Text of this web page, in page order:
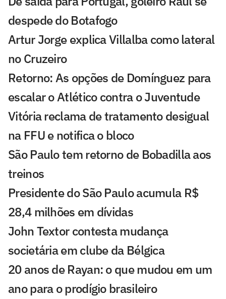
despede do Botafogo
Artur Jorge explica Villalba como lateral
no Cruzeiro
Retorno: As opções de Domínguez para
escalar o Atlético contra o Juventude
Vitória reclama de tratamento desigual
na FFU e notifica o bloco
São Paulo tem retorno de Bobadilla aos
treinos
Presidente do São Paulo acumula R$
28,4 milhões em dívidas
John Textor contesta mudança
societária em clube da Bélgica
20 anos de Rayan: o que mudou em um
ano para o prodígio brasileiro